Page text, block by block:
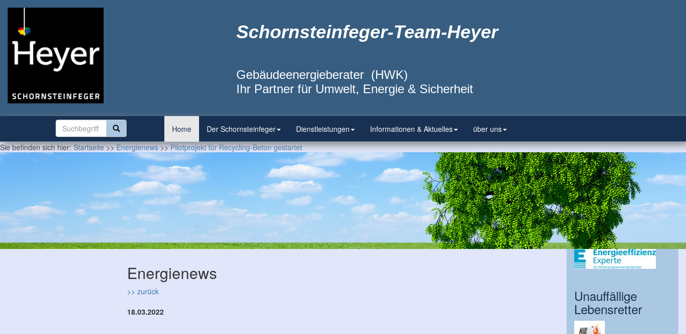
Schornsteinfeger-Team-Heyer
Gebäudeenergieberater (HWK)
Ihr Partner für Umwelt, Energie & Sicherheit
Home Der Schornsteinfeger Dienstleistungen Informationen & Aktuelles
über uns
Sie befinden sich hier:Startseite>>Energienews>>Pilotprojekt für Recycling-Beton gestartet
Energienews
>> zurück
18.03.2022
Unauffällige
Lebensretter